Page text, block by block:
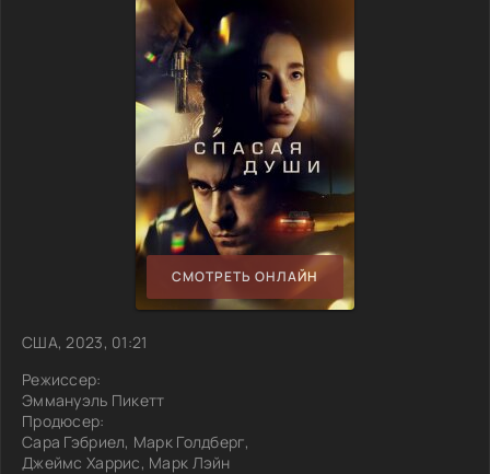
СМОТРЕТЬ ОНЛАЙН
США, 2023, 01:21
Режиссер:
Эммануэль Пикетт
Продюсер:
Сара Гэбриел, Марк Голдберг,
Джеймс Харрис, Марк Лэйн